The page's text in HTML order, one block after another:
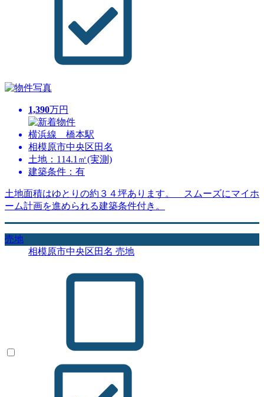
1,390万円
横浜線 橋本駅
相模原市中央区田名
土地：114.1㎡(実測)
建築条件：有
土地面積はゆとりの約３４坪あります。 スムーズにマイホ
ーム計画を進められる建築条件付き。
売地
相模原市中央区田名 売地